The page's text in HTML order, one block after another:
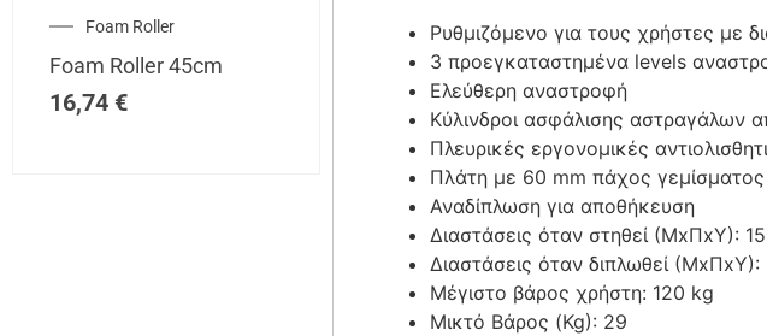
Foam Roller
Foam Roller 45cm
16,74 €
Ρυθμιζόμενο για τους χρήστες με
3 προεγκαταστημένα levels
Ελεύθερη αναστροφή
Κύλινδροι ασφάλισης αστραγάλων
Πλευρικές εργονομικές
Πλάτη με 60 mm πάχος
Αναδίπλωση για αποθήκευση
Διαστάσεις όταν στηθεί (ΜxΠxΥ):
Διαστάσεις όταν διπλωθεί
Μέγιστο βάρος χρήστη: 120 kg
Μικτό Βάρος (Kg): 29